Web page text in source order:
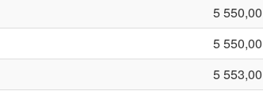
5 550,00
5 550,00
5 553,00